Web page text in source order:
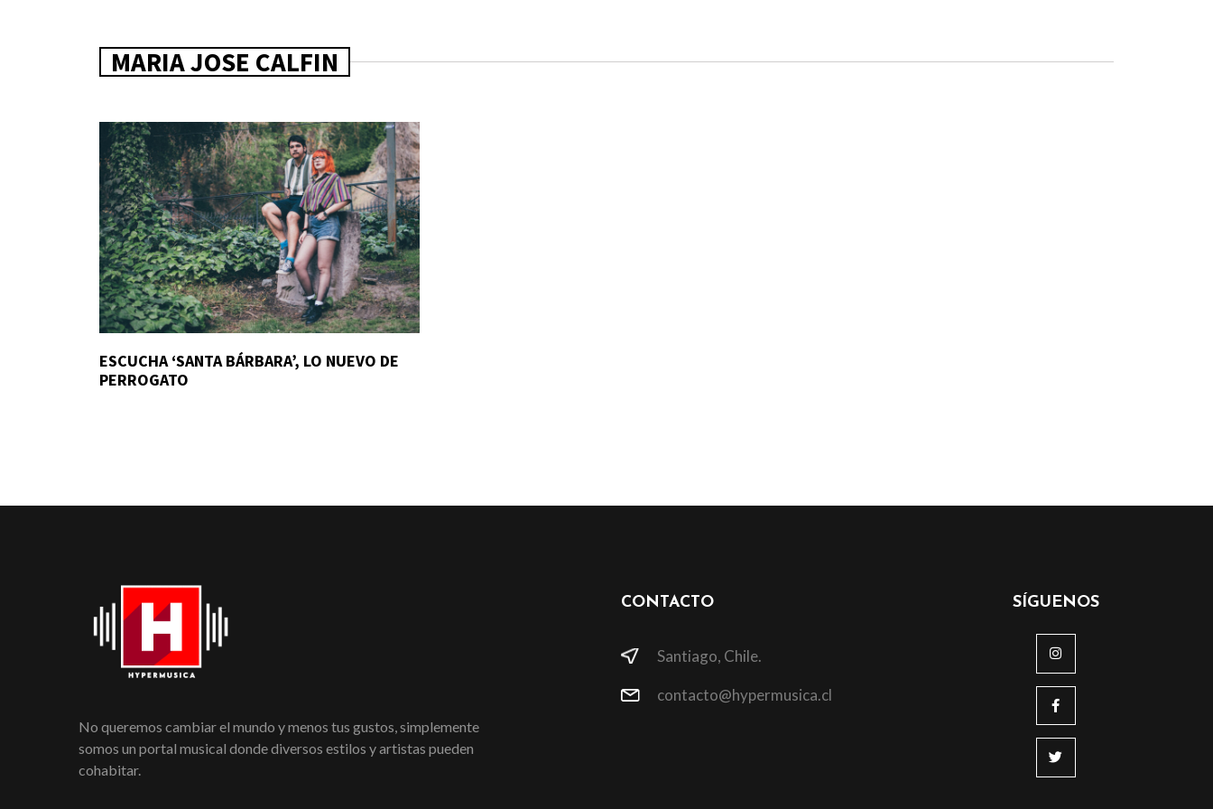
MARIA JOSE CALFIN
ESCUCHA ‘SANTA BÁRBARA’, LO NUEVO DE
PERROGATO
No queremos cambiar el mundo y menos tus gustos, simplemente
somos un portal musical donde diversos estilos y artistas pueden
cohabitar.
CONTACTO
Santiago, Chile.
contacto@hypermusica.cl
SÍGUENOS